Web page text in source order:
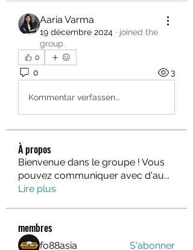
Aaria Varma
19 décembre 2024 · joined the
group.
0
0 3
Kommentar verfassen...
À propos
Bienvenue dans le groupe ! Vous
pouvez communiquer avec d'au...
Lire plus
membres
fo88asia
S'abonner